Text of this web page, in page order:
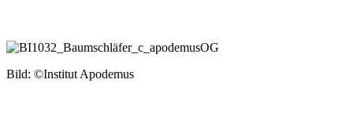
Bild: ©Institut Apodemus